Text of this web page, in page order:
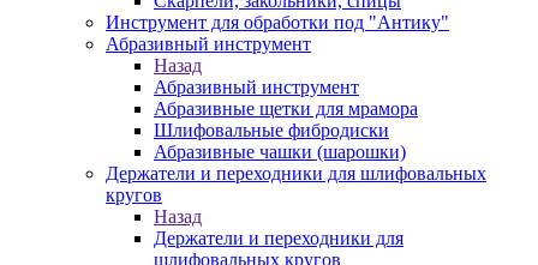
Инструмент для обработки под "Антику"
Абразивный инструмент
Назад
Абразивный инструмент
Абразивные щетки для мрамора
Шлифовальные фибродиски
Абразивные чашки (шарошки)
Держатели и переходники для шлифовальных
кругов
Назад
Держатели и переходники для
шлифовальных кругов